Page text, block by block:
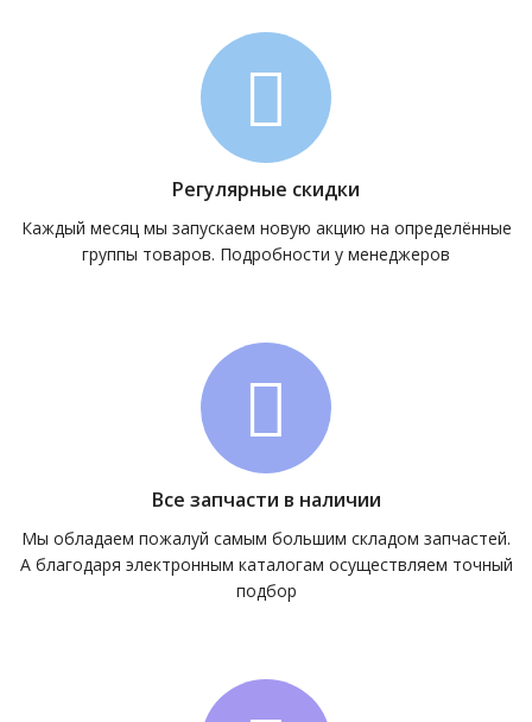
Регулярные скидки
Каждый месяц мы запускаем новую акцию на определённые
группы товаров. Подробности у менеджеров
Все запчасти в наличии
Мы обладаем пожалуй самым большим складом запчастей.
А благодаря электронным каталогам осуществляем точный
подбор